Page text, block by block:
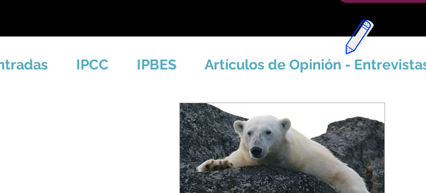
IPCC IPBES Artículos de Opinión -
Seguridad Alimentaria-Agua-Dieta
- Selvas tropicales - Bosq Artico - Antártida - Glaciares